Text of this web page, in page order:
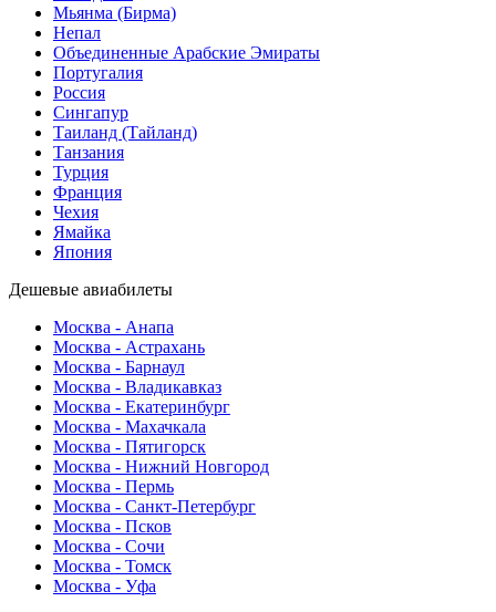
Мьянма (Бирма)
Непал
Объединенные Арабские Эмираты
Португалия
Россия
Сингапур
Таиланд (Тайланд)
Танзания
Турция
Франция
Чехия
Ямайка
Япония
Дешевые авиабилеты
Москва - Анапа
Москва - Астрахань
Москва - Барнаул
Москва - Владикавказ
Москва - Екатеринбург
Москва - Махачкала
Москва - Пятигорск
Москва - Нижний Новгород
Москва - Пермь
Москва - Санкт-Петербург
Москва - Псков
Москва - Сочи
Москва - Томск
Москва - Уфа